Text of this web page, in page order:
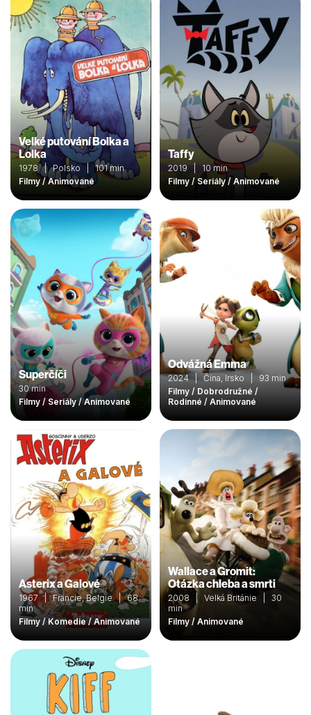
Velké putování Bolka a
Lolka
1978 | Polsko | 101 min
Filmy / Animované
Taffy
2019 | 10 min
Filmy / Seriály / Animované
Superčíči
30 min
Filmy / Seriály / Animované
Odvážná Emma
2024 | Čína, Irsko | 93 min
Filmy / Dobrodružné /
Rodinné / Animované
Asterix a Galové
1967 | Francie, Belgie | 68
min
Filmy / Komedie / Animované
Wallace a Gromit:
Otázka chleba a smrti
2008 | Velká Británie | 30
min
Filmy / Animované